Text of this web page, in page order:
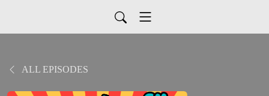
ALL EPISODES